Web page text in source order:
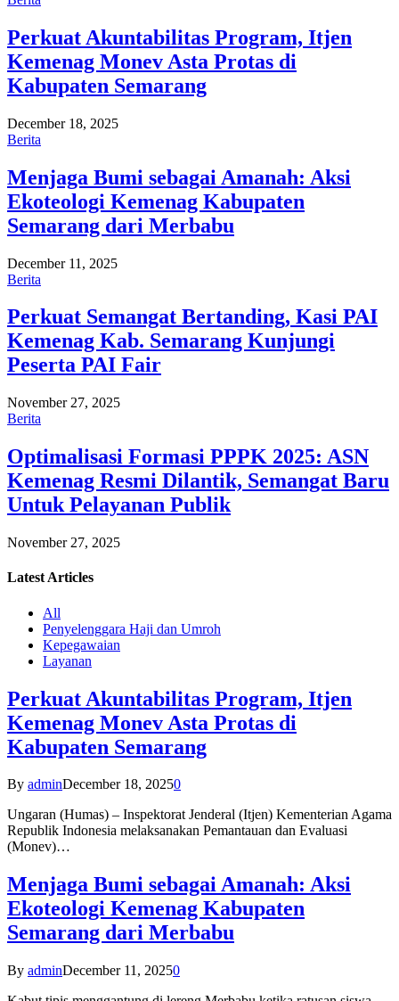
Perkuat Akuntabilitas Program, Itjen
Kemenag Monev Asta Protas di
Kabupaten Semarang
December 18, 2025
Berita
Menjaga Bumi sebagai Amanah: Aksi
Ekoteologi Kemenag Kabupaten
Semarang dari Merbabu
December 11, 2025
Berita
Perkuat Semangat Bertanding, Kasi PAI
Kemenag Kab. Semarang Kunjungi
Peserta PAI Fair
November 27, 2025
Berita
Optimalisasi Formasi PPPK 2025: ASN
Kemenag Resmi Dilantik, Semangat Baru
Untuk Pelayanan Publik
November 27, 2025
Latest Articles
All
Penyelenggara Haji dan Umroh
Kepegawaian
Layanan
Perkuat Akuntabilitas Program, Itjen
Kemenag Monev Asta Protas di
Kabupaten Semarang
By adminDecember 18, 20250
Ungaran (Humas) – Inspektorat Jenderal (Itjen) Kementerian Agama
Republik Indonesia melaksanakan Pemantauan dan Evaluasi
(Monev)…
Menjaga Bumi sebagai Amanah: Aksi
Ekoteologi Kemenag Kabupaten
Semarang dari Merbabu
By adminDecember 11, 20250